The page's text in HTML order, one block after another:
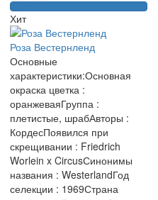
Хит
Роза Вестернленд
Основные
характеристики:Основная
окраска цветка :
оранжеваяГруппа :
плетистые, шрабАвторы :
КордесПоявился при
скрещивании : Friedrich
Worlein x CircusСинонимы
названия : WesterlandГод
селекции : 1969Страна